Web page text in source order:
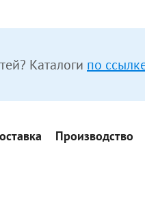
Каталоги по
Производство